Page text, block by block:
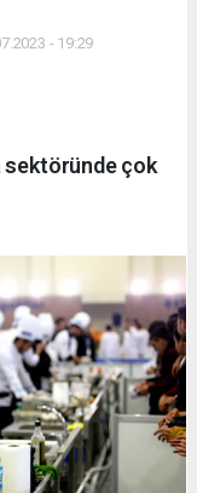
- 19:29
sektöründe çok